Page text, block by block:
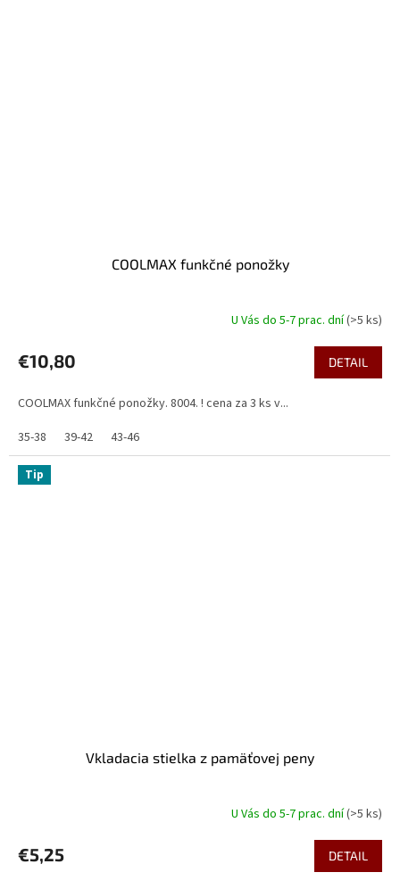
COOLMAX funkčné ponožky
U Vás do 5-7 prac. dní(>5 ks)
€10,80 DETAIL
COOLMAX funkčné ponožky. 8004. ! cena za 3 ks v...
35-38
39-42 43-46
Tip
Vkladacia stielka z pamäťovej peny
U Vás do 5-7 prac. dní(>5 ks)
€5,25 DETAIL